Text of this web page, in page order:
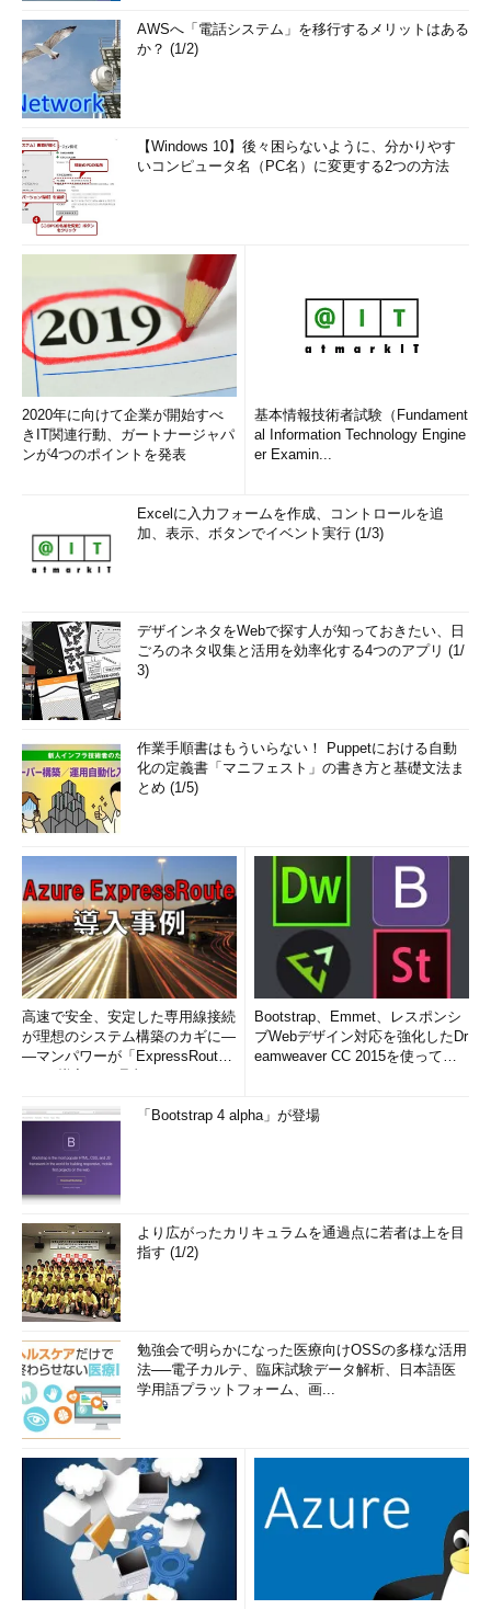
AWSへ「電話システム」を移行するメリットはある
か？ (1/2)
【Windows 10】後々困らないように、分かりやす
いコンピュータ名（PC名）に変更する2つの方法
2020年に向けて企業が開始すべ
きIT関連行動、ガートナージャパ
ンが4つのポイントを発表
基本情報技術者試験（Fundament
al Information Technology Engine
er Examin...
Excelに入力フォームを作成、コントロールを追
加、表示、ボタンでイベント実行 (1/3)
デザインネタをWebで探す人が知っておきたい、日
ごろのネタ収集と活用を効率化する4つのアプリ (1/
3)
作業手順書はもういらない！ Puppetにおける自動
化の定義書「マニフェスト」の書き方と基礎文法ま
とめ (1/5)
高速で安全、安定した専用線接続
が理想のシステム構築のカギに―
―マンパワーが「ExpressRout
Bootstrap、Emmet、レスポンシ
ブWebデザイン対応を強化したDr
eamweaver CC 2015を使って
「Bootstrap 4 alpha」が登場
より広がったカリキュラムを通過点に若者は上を目
指す (1/2)
勉強会で明らかになった医療向けOSSの多様な活用
法──電子カルテ、臨床試験データ解析、日本語医
学用語プラットフォーム、画...